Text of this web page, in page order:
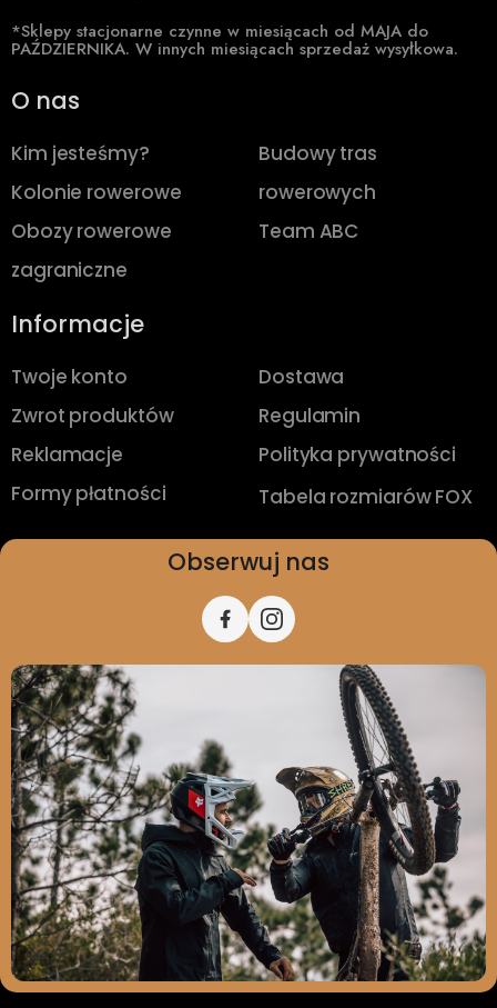
*Sklepy stacjonarne czynne w miesiącach od MAJA do
PAŹDZIERNIKA. W innych miesiącach sprzedaż wysyłkowa.
O nas
Kim jesteśmy?
Kolonie rowerowe
Obozy rowerowe
zagraniczne
Budowy tras
rowerowych
Team ABC
Informacje
Twoje konto
Zwrot produktów
Reklamacje
Formy płatności
Dostawa
Regulamin
Polityka prywatności
Tabela rozmiarów FOX
Obserwuj nas